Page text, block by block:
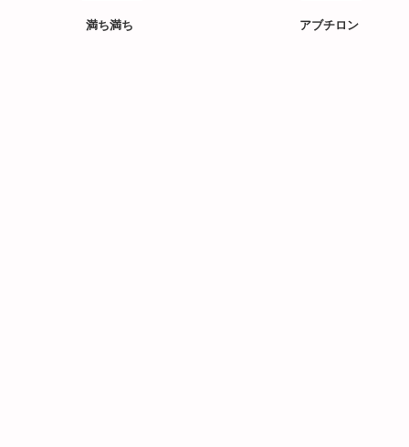
満ち満ち アブチロン